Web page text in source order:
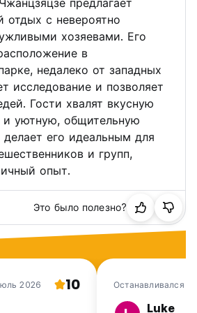
Check-out: 12:00
предлагает
отдых с невероятно
хозяевами. Его
в
недалеко от западных
исследование и позволяет
Гости хвалят вкусную
уютную, общительную
его идеальным для
и групп,
опыт.
Это было полезно?
2026 10 Останавливался
Luke